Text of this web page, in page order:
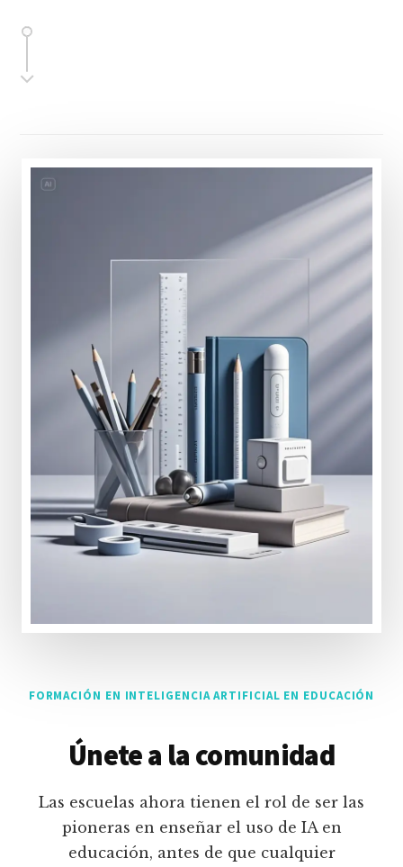
FORMACIÓN EN INTELIGENCIA ARTIFICIAL EN EDUCACIÓN
Únete a la comunidad
Las escuelas ahora tienen el rol de ser las
pioneras en enseñar el uso de IA en
educación, antes de que cualquier